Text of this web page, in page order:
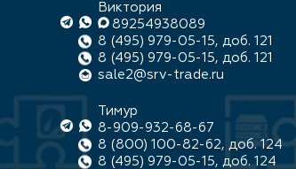
Виктория
89254938089
8 (495) 979-05-15, доб. 121
8 (495) 979-05-15, доб. 121
sale2@srv-trade.ru
Тимур
8-909-932-68-67
8 (800) 100-82-62, доб. 124
8 (495) 979-05-15, доб. 124